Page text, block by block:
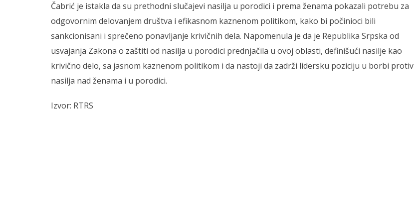
Čabrić je istakla da su prethodni slučajevi nasilja u porodici i prema ženama pokazali potrebu za
odgovornim delovanjem društva i efikasnom kaznenom politikom, kako bi počinioci bili
sankcionisani i sprečeno ponavljanje krivičnih dela. Napomenula je da je Republika Srpska od
usvajanja Zakona o zaštiti od nasilja u porodici prednjačila u ovoj oblasti, definišući nasilje kao
krivično delo, sa jasnom kaznenom politikom i da nastoji da zadrži lidersku poziciju u borbi protiv
nasilja nad ženama i u porodici.
Izvor: RTRS